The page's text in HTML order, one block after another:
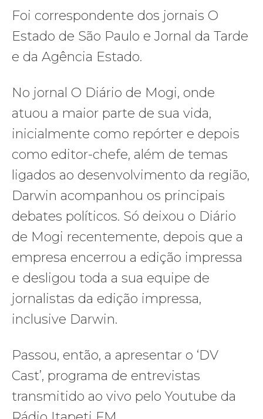
Foi correspondente dos jornais O
Estado de São Paulo e Jornal da Tarde
e da Agência Estado.
No jornal O Diário de Mogi, onde
atuou a maior parte de sua vida,
inicialmente como repórter e depois
como editor-chefe, além de temas
ligados ao desenvolvimento da região,
Darwin acompanhou os principais
debates políticos. Só deixou o Diário
de Mogi recentemente, depois que a
empresa encerrou a edição impressa
e desligou toda a sua equipe de
jornalistas da edição impressa,
inclusive Darwin.
Passou, então, a apresentar o ‘DV
Cast’, programa de entrevistas
transmitido ao vivo pelo Youtube da